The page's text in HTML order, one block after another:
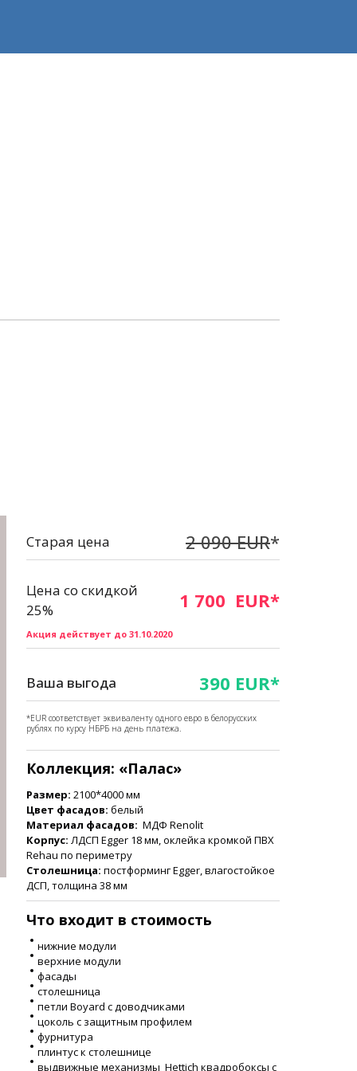
Старая цена 2 090 EUR*
Цена со скидкой
25%
1 700 EUR*
Акция действует до 31.10.2020
Ваша выгода 390 EUR*
*EUR соответствует эквиваленту одного евро в белорусских
рублях по курсу НБРБ на день платежа.
Коллекция: «Палас»
Размер: 2100*4000 мм
Цвет фасадов: белый
Материал фасадов: МДФ Renolit
Корпус:ЛДСП Egger 18 мм, оклейка кромкой ПВХ
Rehau по периметру
Столешница:постформинг Egger, влагостойкое
ДСП, толщина 38 мм
Что входит в стоимость
нижние модули
верхние модули
фасады
столешница
петли Boyard с доводчиками
цоколь с защитным профилем
фурнитура
плинтус к столешнице
выдвижные механизмы Hettich квадробоксы с